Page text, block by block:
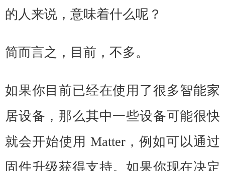
的人来说， 意味着什么呢 ？
简而言之，目前，不多。
如果你目前已经在使用了很多智能家
居设备，那么其中一些设备可能很快
就会开始使用 Matter，例如可以通过
固件升级获得支持。如果你现在决定